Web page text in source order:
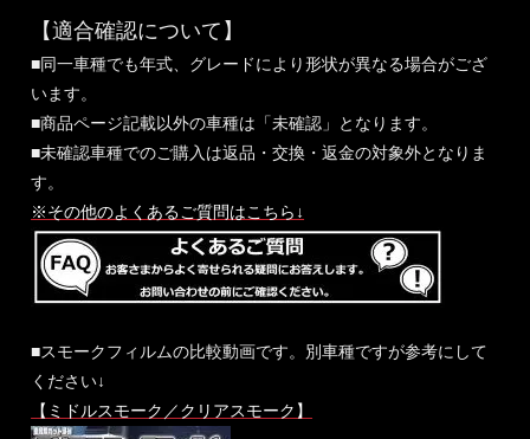
【適合確認について】
■同一車種でも年式、グレードにより形状が異なる場合がござ
います。
■商品ページ記載以外の車種は「未確認」となります。
■未確認車種でのご購入は返品・交換・返金の対象外となりま
す。
※その他のよくあるご質問はこちら↓
■スモークフィルムの比較動画です。別車種ですが参考にして
ください↓
【ミドルスモーク／クリアスモーク】